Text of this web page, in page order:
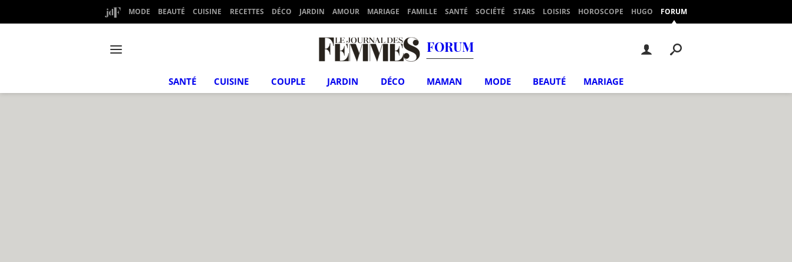
MODE BEAUTÉ CUISINE RECETTES DÉCO JARDIN AMOUR MARIAGE FAMILLE SANTÉ SOCIÉTÉ STARS LOISIRS HOROSCOPE HUGO FORUM
FORUM
SANTÉ CUISINE COUPLE JARDIN DÉCO MAMAN MODE BEAUTÉ MARIAGE